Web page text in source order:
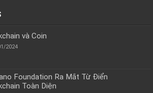
và Coin
2024
Foundation Ra Mắt Từ Điển
Toàn Diện